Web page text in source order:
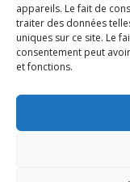
appareils. Le fait de
traiter des données
uniques sur ce site. Le
consentement peut
et fonctions.